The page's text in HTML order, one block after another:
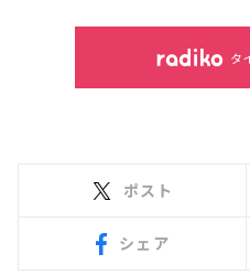
タ
ポスト
シェア